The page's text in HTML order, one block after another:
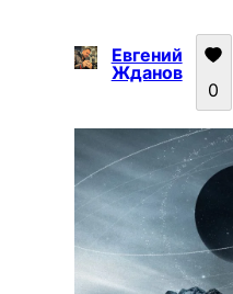
Евгений
Жданов
0